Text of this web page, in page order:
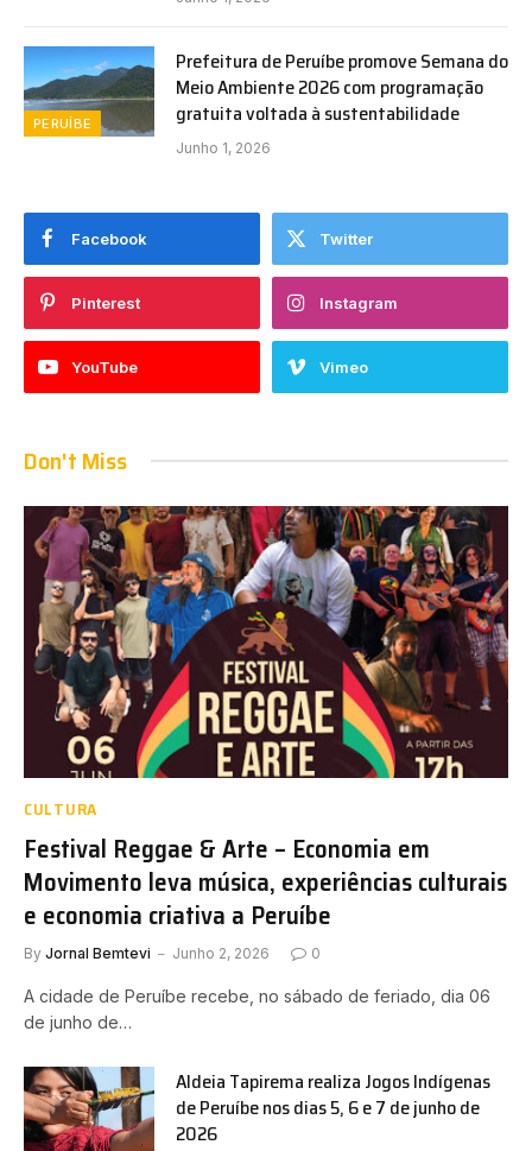
PERUÍBE
Prefeitura de Peruíbe promove Semana do
Meio Ambiente 2026 com programação
gratuita voltada à sustentabilidade
Junho 1, 2026
Facebook Twitter
Pinterest Instagram
YouTube Vimeo
Don't Miss
CULTURA
Festival Reggae & Arte – Economia em
Movimento leva música, experiências culturais
e economia criativa a Peruíbe
By Jornal Bemtevi Junho 2, 2026 0
A cidade de Peruíbe recebe, no sábado de feriado, dia 06
de junho de…
Aldeia Tapirema realiza Jogos Indígenas
de Peruíbe nos dias 5, 6 e 7 de junho de
2026